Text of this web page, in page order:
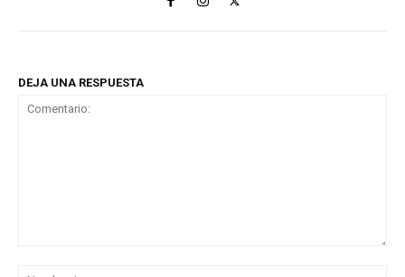
DEJA UNA RESPUESTA